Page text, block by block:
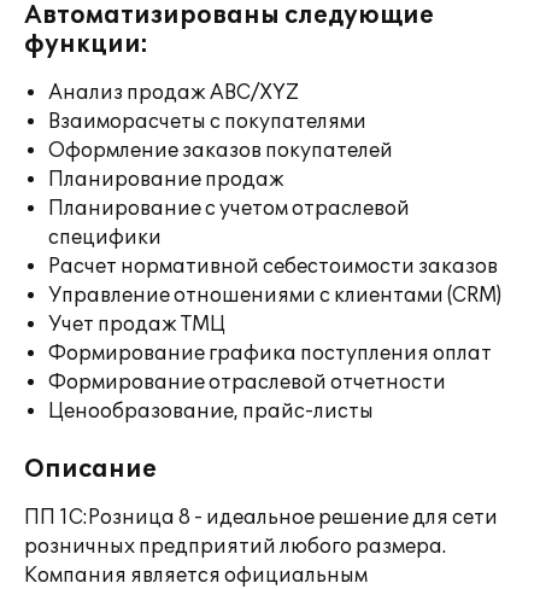
Автоматизированы следующие
функции:
Анализ продаж ABC/XYZ
Взаиморасчеты с покупателями
Оформление заказов покупателей
Планирование продаж
Планирование с учетом отраслевой
специфики
Расчет нормативной себестоимости заказов
Управление отношениями с клиентами (CRM)
Учет продаж ТМЦ
Формирование графика поступления оплат
Формирование отраслевой отчетности
Ценообразование, прайс-листы
Описание
ПП 1С:Розница 8 - идеальное решение для сети
розничных предприятий любого размера.
Компания является официальным